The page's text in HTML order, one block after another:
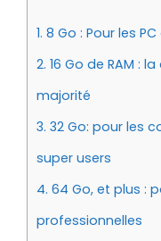
1. 8 Go : Pour les
2. 16 Go de RAM :
majorité
3. 32 Go: pour les
super users
4. 64 Go, et plus :
professionnelles